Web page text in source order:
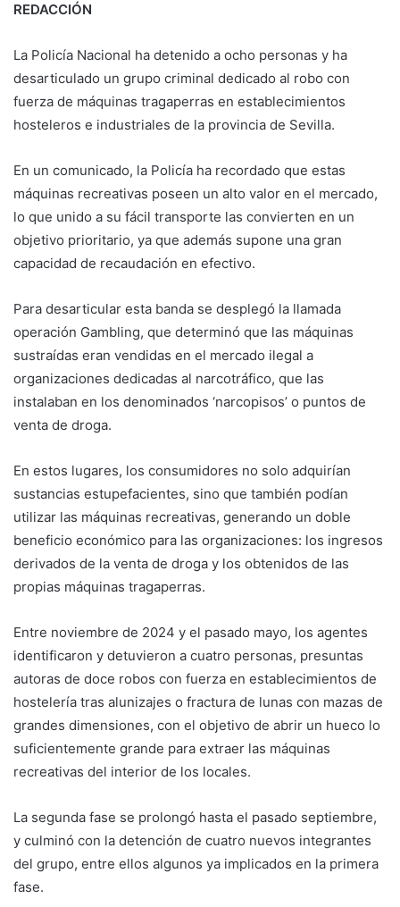
REDACCIÓN
La Policía Nacional ha detenido a ocho personas y ha
desarticulado un grupo criminal dedicado al robo con
fuerza de máquinas tragaperras en establecimientos
hosteleros e industriales de la provincia de Sevilla.
En un comunicado, la Policía ha recordado que estas
máquinas recreativas poseen un alto valor en el mercado,
lo que unido a su fácil transporte las convierten en un
objetivo prioritario, ya que además supone una gran
capacidad de recaudación en efectivo.
Para desarticular esta banda se desplegó la llamada
operación Gambling, que determinó que las máquinas
sustraídas eran vendidas en el mercado ilegal a
organizaciones dedicadas al narcotráfico, que las
instalaban en los denominados ‘narcopisos’ o puntos de
venta de droga.
En estos lugares, los consumidores no solo adquirían
sustancias estupefacientes, sino que también podían
utilizar las máquinas recreativas, generando un doble
beneficio económico para las organizaciones: los ingresos
derivados de la venta de droga y los obtenidos de las
propias máquinas tragaperras.
Entre noviembre de 2024 y el pasado mayo, los agentes
identificaron y detuvieron a cuatro personas, presuntas
autoras de doce robos con fuerza en establecimientos de
hostelería tras alunizajes o fractura de lunas con mazas de
grandes dimensiones, con el objetivo de abrir un hueco lo
suficientemente grande para extraer las máquinas
recreativas del interior de los locales.
La segunda fase se prolongó hasta el pasado septiembre,
y culminó con la detención de cuatro nuevos integrantes
del grupo, entre ellos algunos ya implicados en la primera
fase.